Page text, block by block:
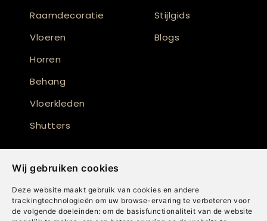
Wij gebruiken cookies
Deze website maakt gebruik van cookies en andere
trackingtechnologieën om uw browse-ervaring te verbeteren voor
de volgende doeleinden: om de basisfunctionaliteit van de website
Raamdecoratie
Vloeren
Horren
Behang
Vloerkleden
Shutters
Stijlgids
Blogs